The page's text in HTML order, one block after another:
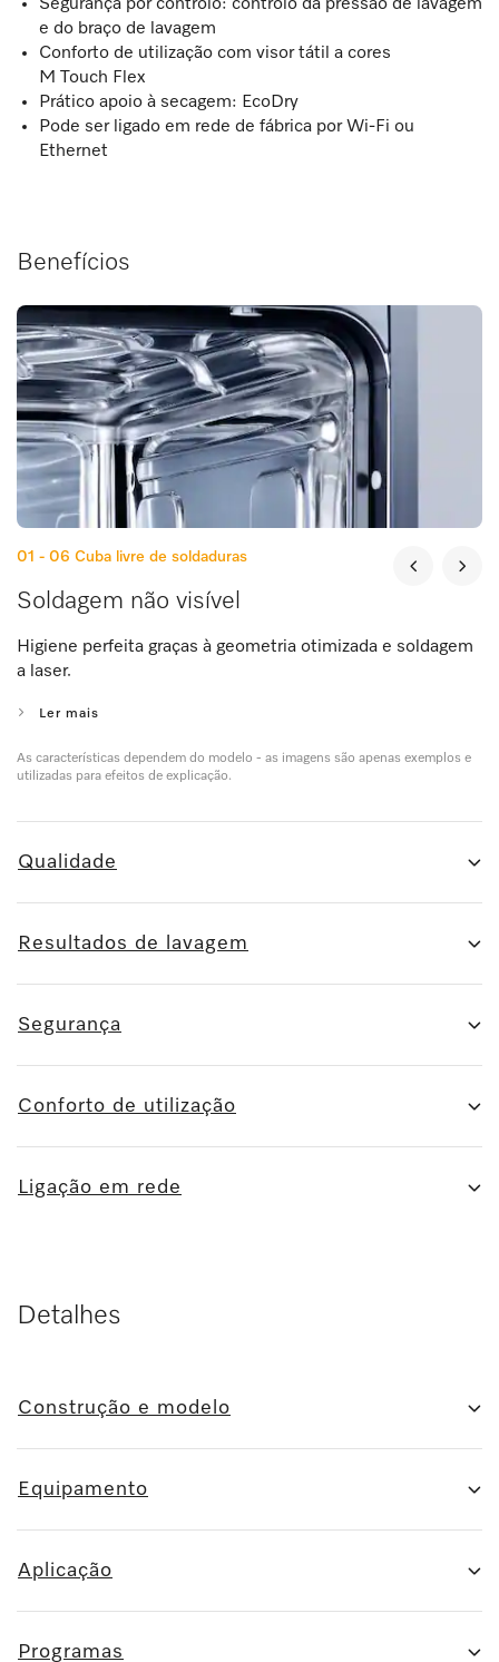
Segurança por controlo: controlo da pressão de lavagem
e do braço de lavagem
Conforto de utilização com visor tátil a cores
M Touch Flex
Prático apoio à secagem: EcoDry
Pode ser ligado em rede de fábrica por Wi-Fi ou
Ethernet
Benefícios
01 - 06 Cuba livre de soldaduras
Soldagem não visível
Higiene perfeita graças à geometria otimizada e soldagem
a laser.
Ler mais
As características dependem do modelo - as imagens são apenas exemplos e
utilizadas para efeitos de explicação.
Qualidade
Resultados de lavagem
Segurança
Conforto de utilização
Ligação em rede
Detalhes
Construção e modelo
Equipamento
Aplicação
Programas